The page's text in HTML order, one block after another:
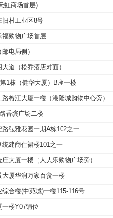
虹商场首层)
旧村工业区8号
福购物广场首层
电局侧）
道（松乔酒店对面）
1栋（健华大厦）B座一楼
榕江大厦一楼（港隆城购物中心旁）
香缤广场二楼
弘雅花园一期A栋102之一
建商住裙楼101之一
大厦一楼（人人乐购物广场旁）
厦华润万家百货一楼
合楼(中苑城)一楼115-116号
一楼Y07铺位